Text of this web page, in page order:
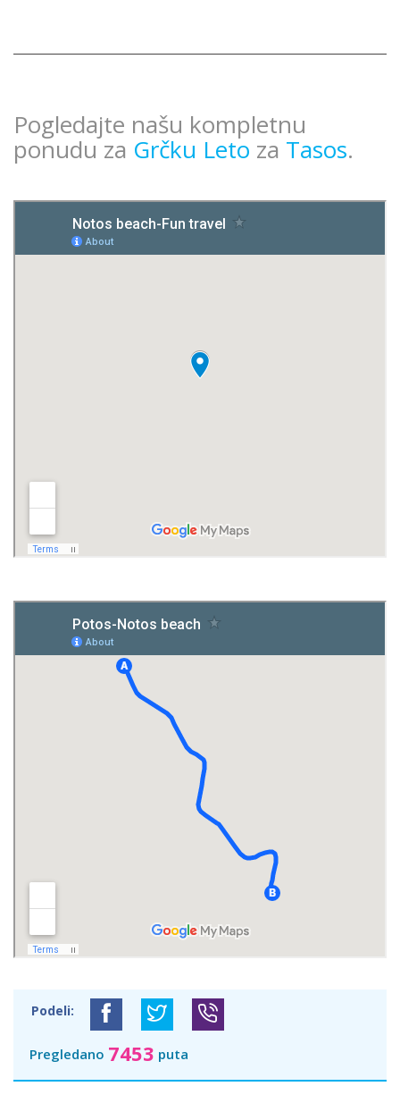
Pogledajte našu kompletnu
ponudu za Grčku Leto za Tasos.
Podeli:
Pregledano 7453 puta